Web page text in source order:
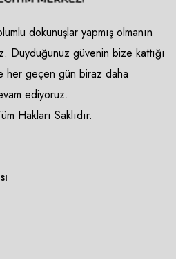
dokunuşlar yapmış olmanın
Duyduğunuz güvenin bize kattığı
her geçen gün biraz daha
ediyoruz.
Hakları Saklıdır.